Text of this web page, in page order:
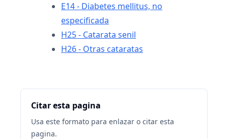
E14 - Diabetes mellitus, no
especificada
H25 - Catarata senil
H26 - Otras cataratas
Citar esta pagina
Usa este formato para enlazar o citar esta
pagina.